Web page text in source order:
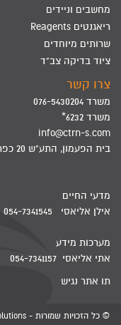
מחשבים וניידים
ריאגנטים Reagents
שרותים מיוחדים
ציוד בדיקה צב"ד
צרו קשר
משרד 076-5430204
משרד 6232*
info@ctrn-s.com
בית הפעמון, התע"ש 20 כפר סבא
מדעי החיים
אילן אליאסי 054-7341545
מערכות מידע
אתי אליאסי 054-7341157
תו אתר נגיש
© כל הזכויות שמורות - Citrine Solutions